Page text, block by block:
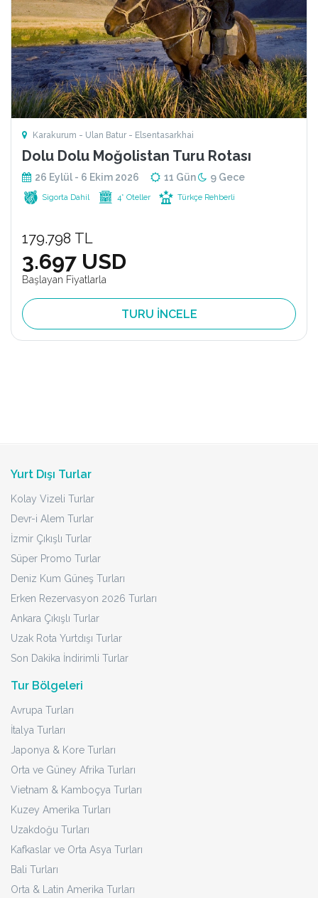
Karakurum - Ulan Batur - Elsentasarkhai
Dolu Dolu Moğolistan Turu Rotası
26 Eylül - 6 Ekim 2026 11 Gün 9 Gece
Sigorta Dahil 4* Oteller Türkçe Rehberli
179.798 TL
3.697 USD
Başlayan Fiyatlarla
TURU İNCELE
Yurt Dışı Turlar
Kolay Vizeli Turlar
Devr-i Alem Turlar
İzmir Çıkışlı Turlar
Süper Promo Turlar
Deniz Kum Güneş Turları
Erken Rezervasyon 2026 Turları
Ankara Çıkışlı Turlar
Uzak Rota Yurtdışı Turlar
Son Dakika İndirimli Turlar
Tur Bölgeleri
Avrupa Turları
İtalya Turları
Japonya & Kore Turları
Orta ve Güney Afrika Turları
Vietnam & Kamboçya Turları
Kuzey Amerika Turları
Uzakdoğu Turları
Kafkaslar ve Orta Asya Turları
Bali Turları
Orta & Latin Amerika Turları